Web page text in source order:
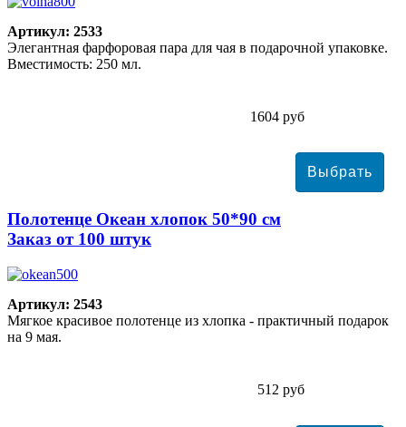
Артикул: 2533
Элегантная фарфоровая пара для чая в подарочной упаковке.
Вместимость: 250 мл.
1604 руб
Полотенце Океан хлопок 50*90 см
Заказ от 100 штук
Артикул: 2543
Мягкое красивое полотенце из хлопка - практичный подарок
на 9 мая.
512 руб